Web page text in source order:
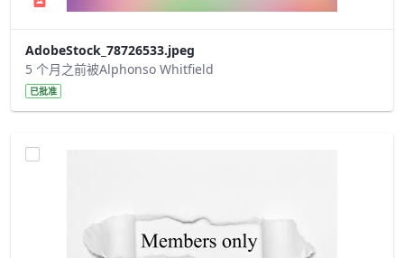
AdobeStock_78726533.jpeg
5 个月之前被Alphonso Whitfield
已批准